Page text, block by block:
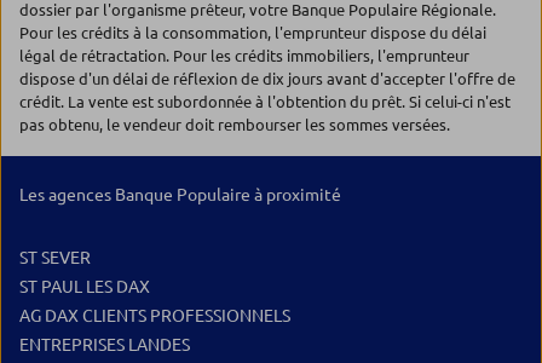
dossier par l'organisme prêteur, votre Banque Populaire Régionale.
Pour les crédits à la consommation, l'emprunteur dispose du délai
légal de rétractation. Pour les crédits immobiliers, l'emprunteur
dispose d'un délai de réflexion de dix jours avant d'accepter l'offre de
crédit. La vente est subordonnée à l'obtention du prêt. Si celui-ci n'est
pas obtenu, le vendeur doit rembourser les sommes versées.
Les agences Banque Populaire à proximité
ST SEVER
ST PAUL LES DAX
AG DAX CLIENTS PROFESSIONNELS
ENTREPRISES LANDES